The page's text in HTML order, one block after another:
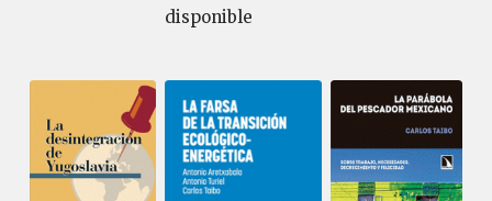
disponible